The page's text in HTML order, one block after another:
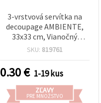
3-vrstvová servítka na
decoupage AMBIENTE,
33x33 cm, Vianočný
aranžmán - 1 ks
SKU: 819761
0.30€ 1-19 kus
ZĽAVY
PRE MNOŽSTVO